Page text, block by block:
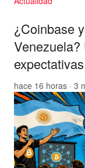
¿Coinbase
hace 16 horas · 3